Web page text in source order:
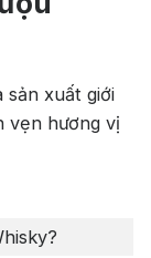
sản xuất giới
vẹn hương vị